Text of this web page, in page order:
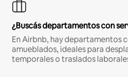
¿Buscás departamentos con
En Airbnb, hay departamentos
amueblados, ideales para
temporales o traslados